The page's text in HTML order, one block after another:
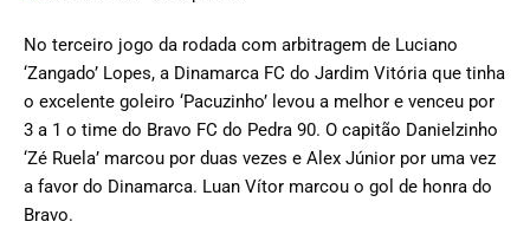
No terceiro jogo da rodada com arbitragem de Luciano
‘Zangado’ Lopes, a Dinamarca FC do Jardim Vitória que tinha
o excelente goleiro ‘Pacuzinho’ levou a melhor e venceu por
3 a 1 o time do Bravo FC do Pedra 90. O capitão Danielzinho
‘Zé Ruela’ marcou por duas vezes e Alex Júnior por uma vez
a favor do Dinamarca. Luan Vítor marcou o gol de honra do
Bravo.